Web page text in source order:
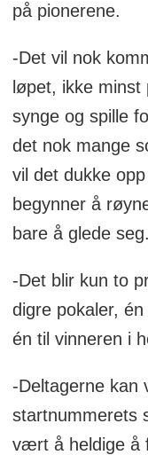
på pionerene.
-Det vil nok
løpet, ikke
synge og spille
det nok mange
vil det dukke
begynner å
bare å glede seg.
-Det blir kun to
digre pokaler,
én til vinneren i
-Deltagerne kan
startnummerets
vært å heldige å